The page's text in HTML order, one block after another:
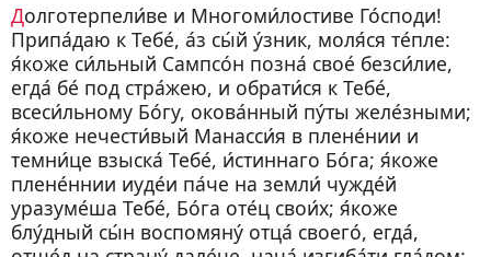
Долготерпели́ве и Многоми́лостиве Го́споди!
Припа́даю к Тебе́, а́з сы́й у́зник, моля́ся те́пле:
я́коже си́льный Сампсо́н позна́ свое́ безси́лие,
егда́ бе́ под стра́жею, и обрати́ся к Тебе́,
всеси́льному Бо́гу, окова́нный пу́ты желе́зными;
я́коже нечести́вый Манасси́я в плене́нии и
темни́це взыска́ Тебе́, и́стиннаго Бо́га; я́коже
плене́ннии иуде́и па́че на земли́ чужде́й
уразуме́ша Тебе́, Бо́га оте́ц свои́х; я́коже
блу́дный сы́н воспомяну́ отца́ своего́, егда́,